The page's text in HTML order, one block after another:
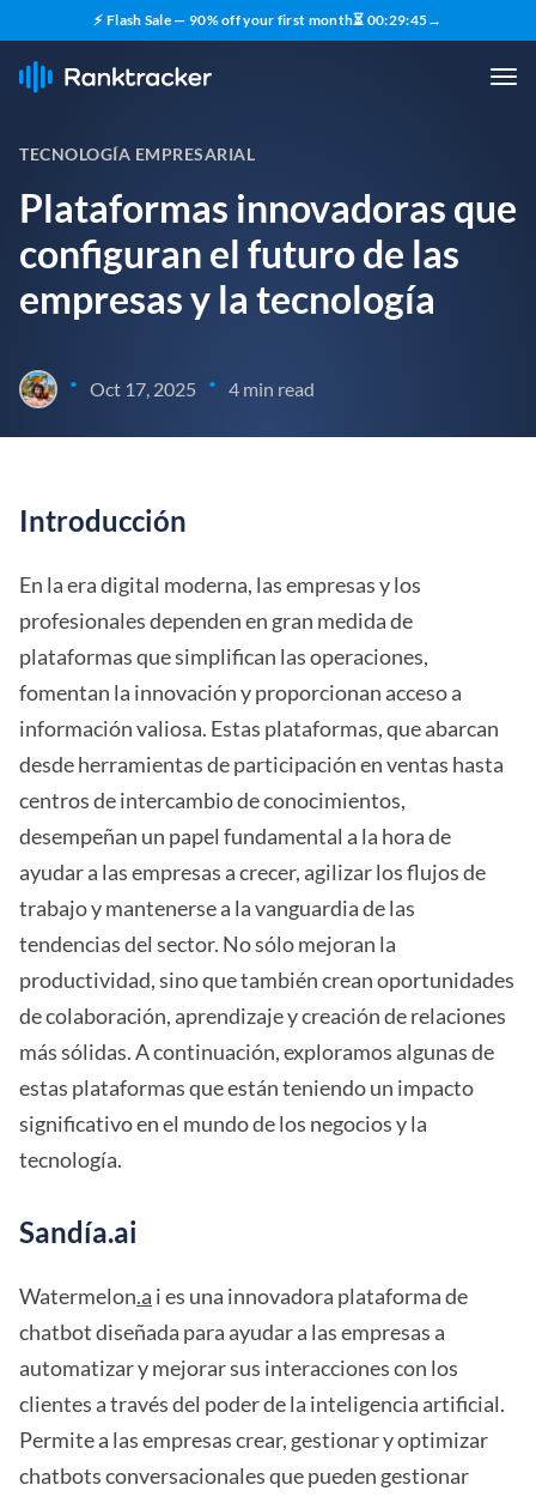
⚡ Flash Sale — 90% off your first month⏳ 00:29:44→
TECNOLOGÍA EMPRESARIAL
Plataformas innovadoras que
configuran el futuro de las
empresas y la tecnología
• Oct 17, 2025 • 4 min read
Introducción
En la era digital moderna, las empresas y los
profesionales dependen en gran medida de
plataformas que simplifican las operaciones,
fomentan la innovación y proporcionan acceso a
información valiosa. Estas plataformas, que abarcan
desde herramientas de participación en ventas hasta
centros de intercambio de conocimientos,
desempeñan un papel fundamental a la hora de
ayudar a las empresas a crecer, agilizar los flujos de
trabajo y mantenerse a la vanguardia de las
tendencias del sector. No sólo mejoran la
productividad, sino que también crean oportunidades
de colaboración, aprendizaje y creación de relaciones
más sólidas. A continuación, exploramos algunas de
estas plataformas que están teniendo un impacto
significativo en el mundo de los negocios y la
tecnología.
Sandía.ai
Watermelon.a i es una innovadora plataforma de
chatbot diseñada para ayudar a las empresas a
automatizar y mejorar sus interacciones con los
clientes a través del poder de la inteligencia artificial.
Permite a las empresas crear, gestionar y optimizar
chatbots conversacionales que pueden gestionar